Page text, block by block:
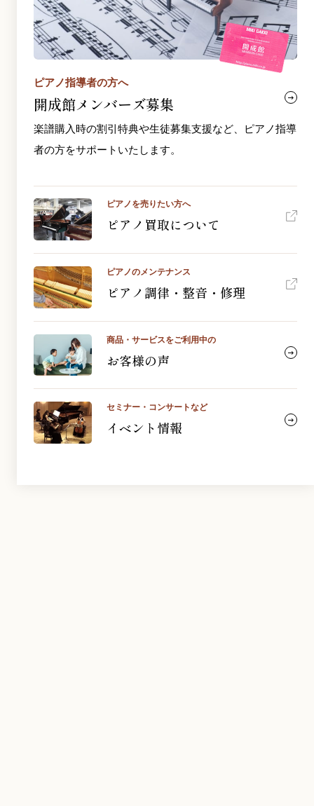
ピアノ指導者の方へ
開成館メンバーズ募集
楽譜購入時の割引特典や生徒募集支援など、ピアノ指導
者の方をサポートいたします。
ピアノを売りたい方へ
ピアノ買取について
ピアノのメンテナンス
ピアノ調律・整音・修理
商品・サービスをご利用中の
お客様の声
セミナー・コンサートなど
イベント情報